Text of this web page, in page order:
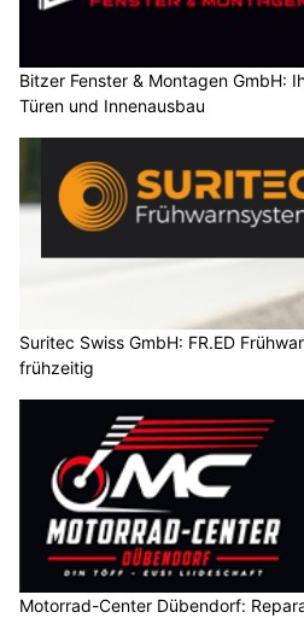
Bitzer Fenster & Montagen GmbH:
Türen und Innenausbau
Suritec Swiss GmbH: FR.ED
frühzeitig
Motorrad-Center Dübendorf: